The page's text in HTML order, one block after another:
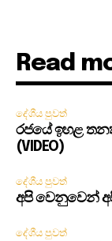
Read
දේශීය පුවත්
රජයේ ඉහළ
(VIDEO)
දේශීය පුවත්
අපි වෙනුවෙන් අපි
දේශීය පුවත්